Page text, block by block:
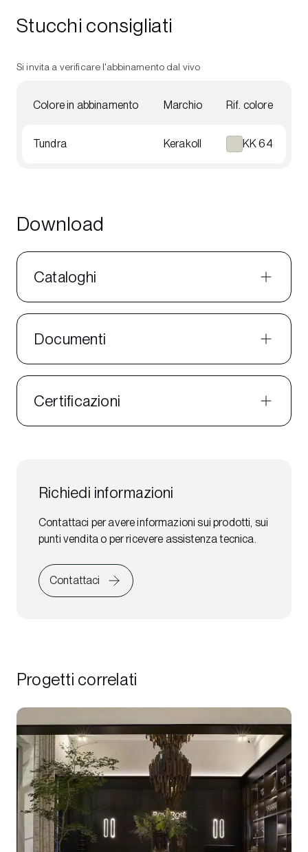
Stucchi consigliati
Si invita a verificare l'abbinamento dal vivo
Colore in abbinamento Marchio Rif. colore
Tundra Kerakoll KK 64
Download
Cataloghi
Documenti
Certificazioni
Richiedi informazioni
Contattaci per avere informazioni sui prodotti, sui
punti vendita o per ricevere assistenza tecnica.
Contattaci
Progetti correlati